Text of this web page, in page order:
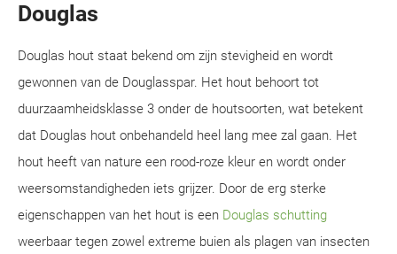
Douglas
Douglas hout staat bekend om zijn stevigheid en wordt
gewonnen van de Douglasspar. Het hout behoort tot
duurzaamheidsklasse 3 onder de houtsoorten, wat betekent
dat Douglas hout onbehandeld heel lang mee zal gaan. Het
hout heeft van nature een rood-roze kleur en wordt onder
weersomstandigheden iets grijzer. Door de erg sterke
eigenschappen van het hout is een Douglas schutting
weerbaar tegen zowel extreme buien als plagen van insecten